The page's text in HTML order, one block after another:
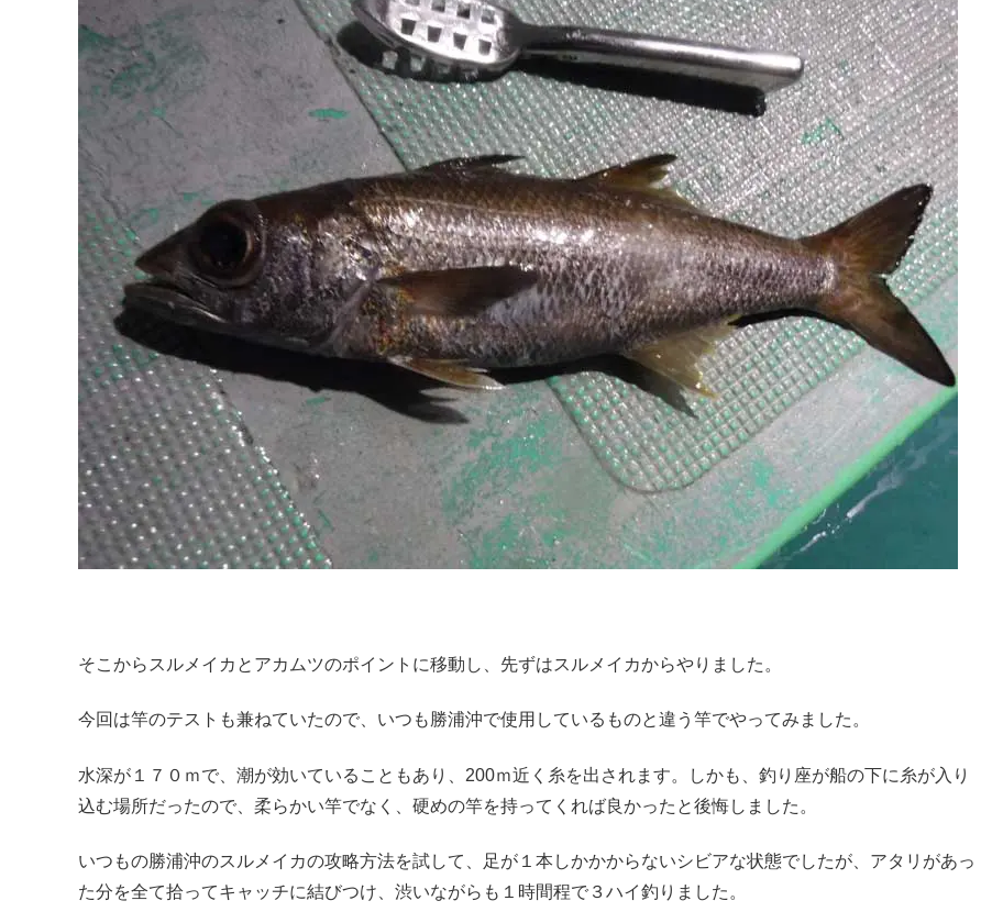
そこからスルメイカとアカムツのポイントに移動し、先ずはスルメイカからやりました。
今回は竿のテストも兼ねていたので、いつも勝浦沖で使用しているものと違う竿でやってみました。
水深が１７０ｍで、潮が効いていることもあり、200ｍ近く糸を出されます。しかも、釣り座が船の下に糸が入り
込む場所だったので、柔らかい竿でなく、硬めの竿を持ってくれば良かったと後悔しました。
いつもの勝浦沖のスルメイカの攻略方法を試して、足が１本しかかからないシビアな状態でしたが、アタリがあっ
た分を全て拾ってキャッチに結びつけ、渋いながらも１時間程で３ハイ釣りました。